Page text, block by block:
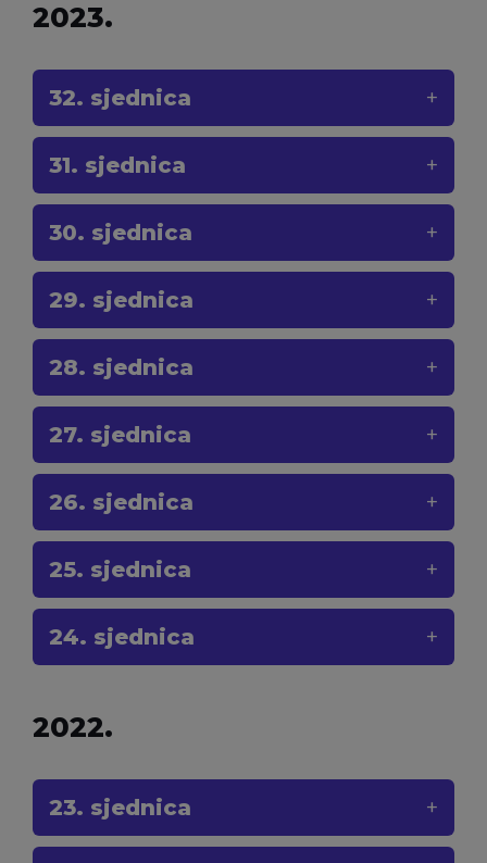
2023.
32. sjednica
31. sjednica
30. sjednica
29. sjednica
28. sjednica
27. sjednica
26. sjednica
25. sjednica
24. sjednica
2022.
23. sjednica